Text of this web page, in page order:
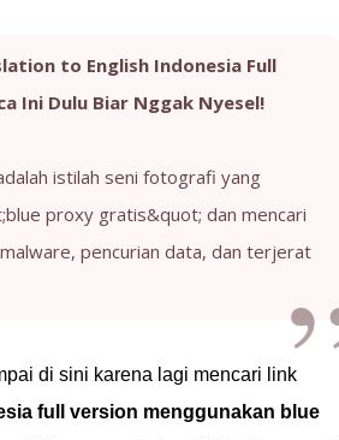
to English Indonesia Full
Ini Dulu Biar Nggak Nyesel!
istilah seni fotografi yang
proxy gratis&quot; dan mencari
pencurian data, dan terjerat
di sini karena lagi mencari link
full version menggunakan blue